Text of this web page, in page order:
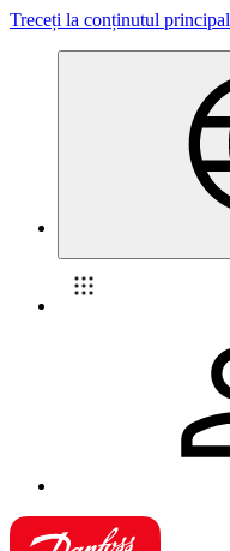
Treceți la conținutul principal